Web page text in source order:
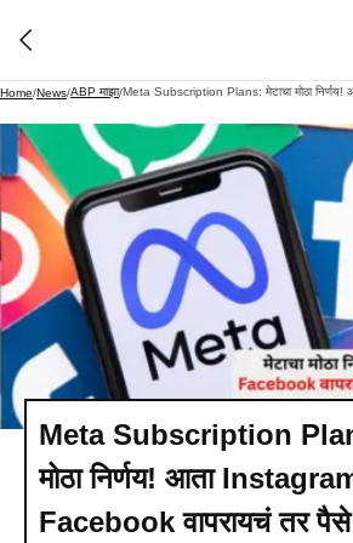
Home/News/ABP माझा/
Meta Subscription
मोठा निर्णय! आता
Facebook वापरायचं तर पैसे